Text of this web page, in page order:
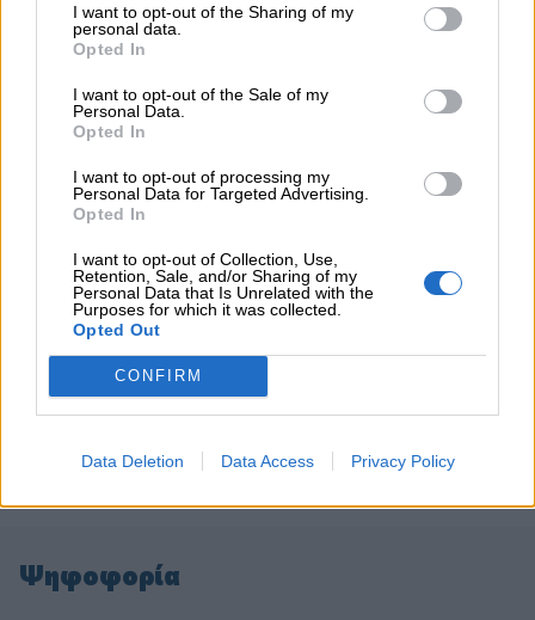
I want to opt-out of the Sharing of my
personal data.
Opted In
I want to opt-out of the Sale of my
Personal Data.
Opted In
I want to opt-out of processing my
Personal Data for Targeted Advertising.
Opted In
I want to opt-out of Collection, Use,
Retention, Sale, and/or Sharing of my
Personal Data that Is Unrelated with the
Purposes for which it was collected.
Opted Out
CONFIRM
Data Deletion Data Access Privacy Policy
Η νέα εποχή στην εκπαίδευση των ασφαλιστικών
διαμεσολαβητών
Ψηφοφορία